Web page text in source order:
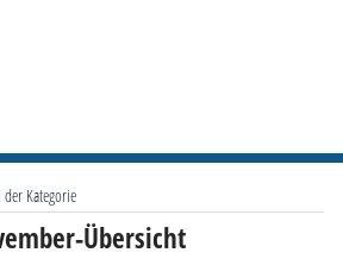
Kategorie
Übersicht